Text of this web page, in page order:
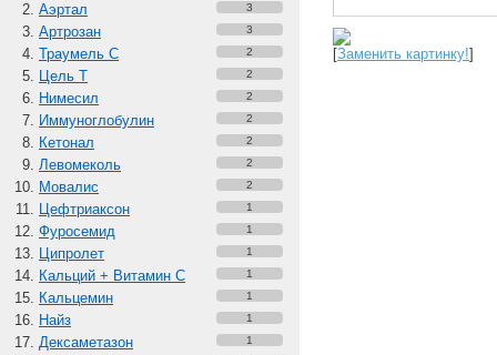
Аэртал 3
Артрозан 3
Траумель С 2
Цель Т 2
Нимесил 2
Иммуноглобулин 2
Кетонал 2
Левомеколь 2
Мовалис 2
Цефтриаксон 1
Фуросемид 1
Ципролет 1
Кальций + Витамин C 1
Кальцемин 1
Найз 1
Дексаметазон 1
[Заменить картинку!]